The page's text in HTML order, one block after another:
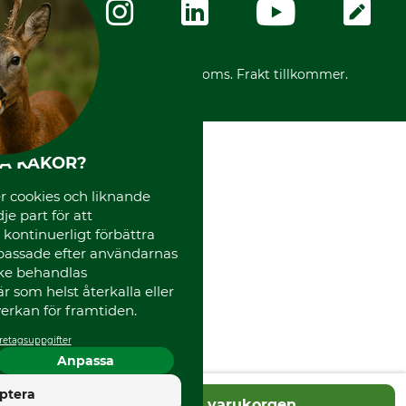
Ångerrätt för din beställning
Reklamationer
Frakter
Vår personal
Varumärken
Mässor
Instagram TOS
Media
Code of Conduct
*Alla priser inklusive moms. Frakt tillkommer.
KAKOR?
cookies och liknande
part för att
kontinuerligt förbättra
efter användarnas
behandlas
som helst återkalla eller
för framtiden.
Anpassa